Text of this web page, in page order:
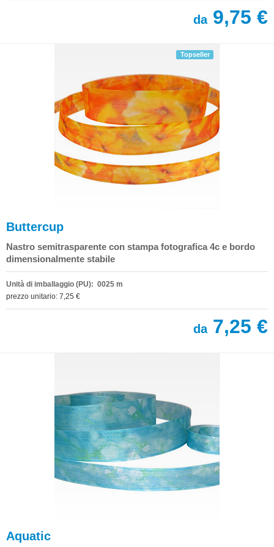
da9,75 €
Topseller
Buttercup
Nastro semitrasparente con stampa fotografica 4c e bordo
dimensionalmente stabile
Unità di imballaggio (PU): 0025 m
prezzo unitario: 7,25 €
da7,25 €
Aquatic